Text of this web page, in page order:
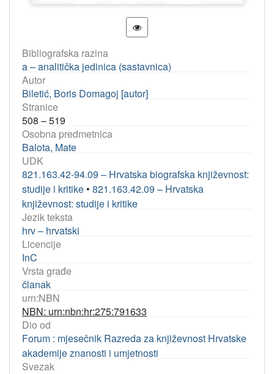
Bibliografska razina
a – analitička jedinica (sastavnica)
Autor
Biletić, Boris Domagoj [autor]
Stranice
508 – 519
Osobna predmetnica
Balota, Mate
UDK
821.163.42-94.09 – Hrvatska biografska književnost:
studije i kritike • 821.163.42.09 – Hrvatska
književnost: studije i kritike
Jezik teksta
hrv – hrvatski
Licencije
InC
Vrsta građe
članak
urn:NBN
NBN: urn:nbn:hr:275:791633
Dio od
Forum : mjesečnik Razreda za književnost Hrvatske
akademije znanosti i umjetnosti
Svezak